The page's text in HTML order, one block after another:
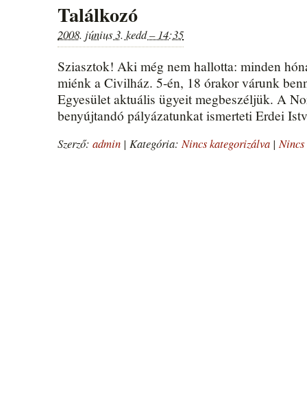
Találkozó
2008. június 3. kedd – 14:35
Sziasztok! Aki még nem hallotta: minden
miénk a Civilház. 5-én, 18 órakor várunk
Egyesület aktuális ügyeit megbeszéljük. A
benyújtandó pályázatunkat ismerteti Erdei
Szerző: admin | Kategória: Nincs kategorizálva | Nincs